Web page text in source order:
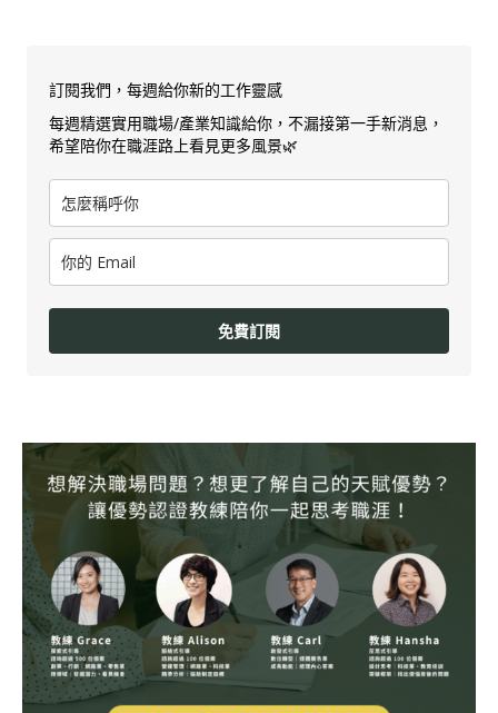
訂閱我們，每週給你新的工作靈感
每週精選實用職場/產業知識給你，不漏接第一手新消息，
希望陪你在職涯路上看見更多風景🌿
免費訂閱